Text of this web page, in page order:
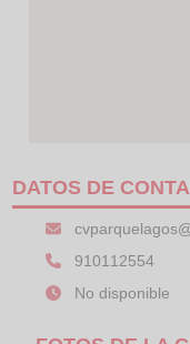
DATOS DE
910112554
No disponible